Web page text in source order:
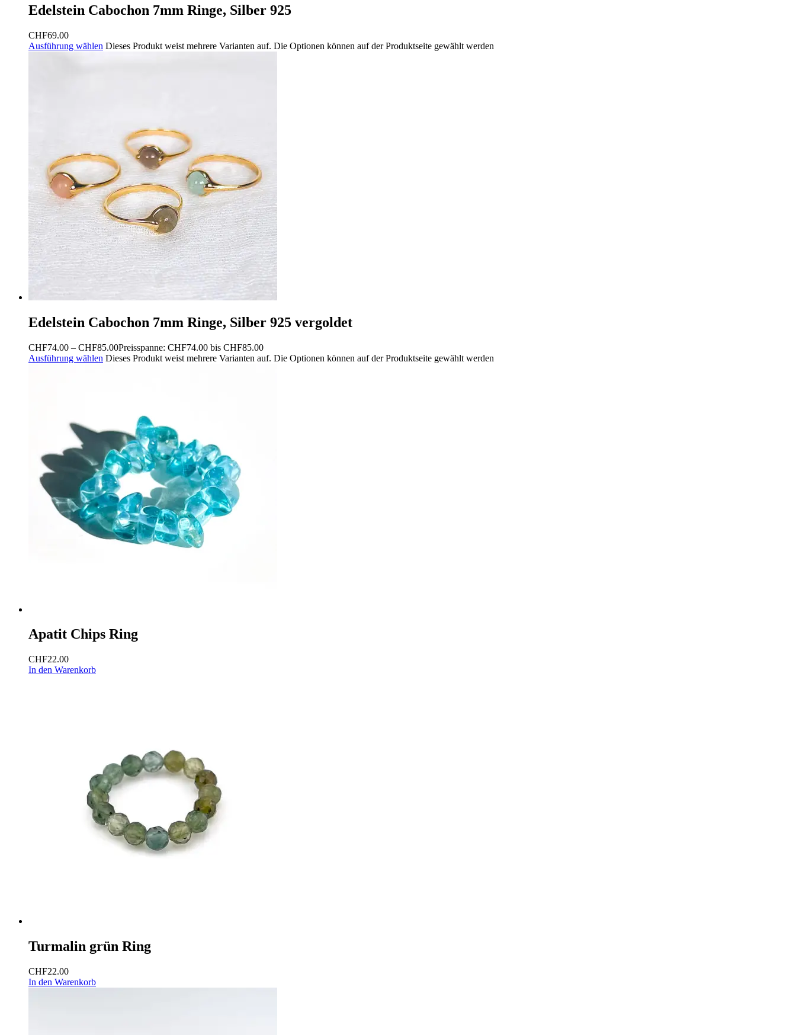
Edelstein Cabochon 7mm Ringe, Silber 925
CHF69.00
Ausführung wählen Dieses Produkt weist mehrere Varianten auf. Die Optionen können auf der Produktseite gewählt werden
Edelstein Cabochon 7mm Ringe, Silber 925 vergoldet
CHF74.00 – CHF85.00Preisspanne: CHF74.00 bis CHF85.00
Ausführung wählen Dieses Produkt weist mehrere Varianten auf. Die Optionen können auf der Produktseite gewählt werden
Apatit Chips Ring
CHF22.00
In den Warenkorb
Turmalin grün Ring
CHF22.00
In den Warenkorb